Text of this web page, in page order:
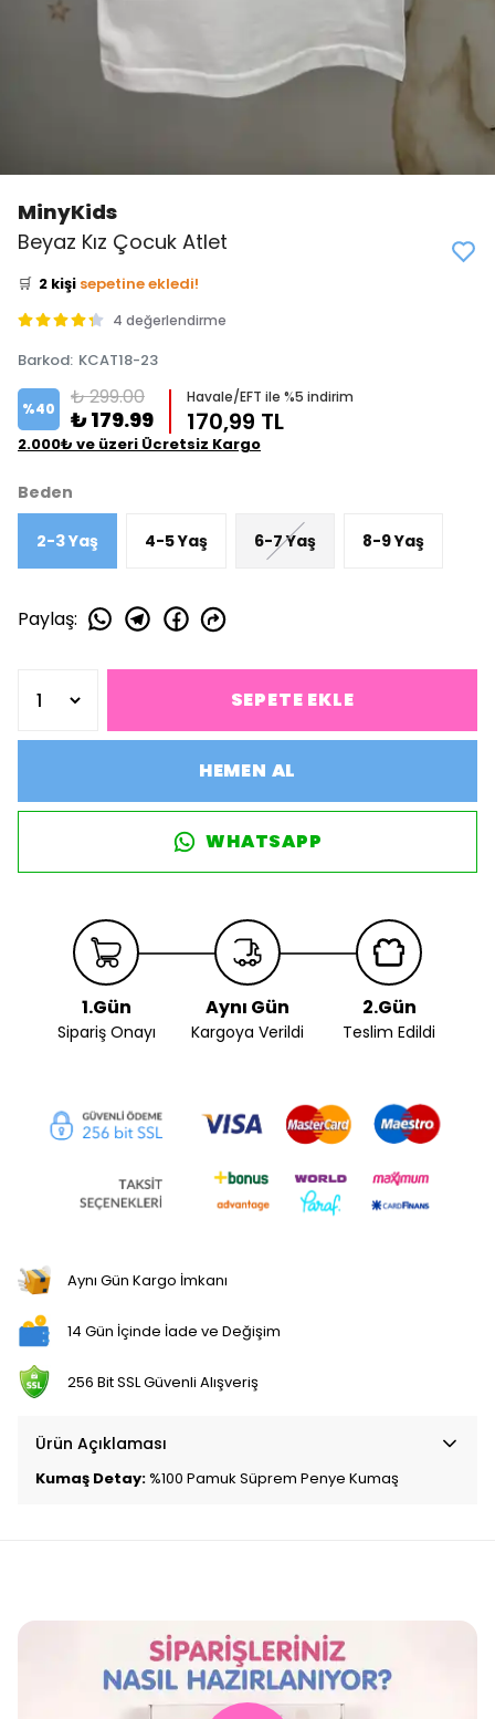
MinyKids
Beyaz Kız Çocuk Atlet
👀 Şu an 0 kişiinceliyor!
Bu ürünü 4 kişi
🛒 2 kişi sepetine ekledi!
✅
Bugün 2 adet4 değerlendirme
Barkod: KCAT18-23
%40 ₺ 299.00
₺ 179.99
Havale/EFT ile %5 indirim
170,99 TL
2.000₺ ve üzeri Ücretsiz Kargo
Beden
2-3 Yaş 4-5 Yaş 6-7 Yaş 8-9 Yaş
Paylaş:
SEPETE EKLE
HEMEN AL
WHATSAPP
1.Gün
Sipariş Onayı
Aynı Gün
Kargoya Verildi
2.Gün
Teslim Edildi
Aynı Gün Kargo İmkanı
14 Gün İçinde İade ve Değişim
256 Bit SSL Güvenli Alışveriş
Ürün Açıklaması
Kumaş Detay:%100 Pamuk Süprem Penye Kumaş